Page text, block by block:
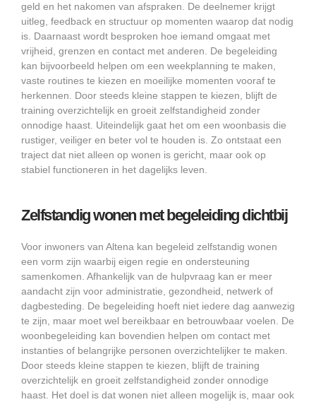
geld en het nakomen van afspraken. De deelnemer krijgt
uitleg, feedback en structuur op momenten waarop dat nodig
is. Daarnaast wordt besproken hoe iemand omgaat met
vrijheid, grenzen en contact met anderen. De begeleiding
kan bijvoorbeeld helpen om een weekplanning te maken,
vaste routines te kiezen en moeilijke momenten vooraf te
herkennen. Door steeds kleine stappen te kiezen, blijft de
training overzichtelijk en groeit zelfstandigheid zonder
onnodige haast. Uiteindelijk gaat het om een woonbasis die
rustiger, veiliger en beter vol te houden is. Zo ontstaat een
traject dat niet alleen op wonen is gericht, maar ook op
stabiel functioneren in het dagelijks leven.
Zelfstandig wonen met begeleiding dichtbij
Voor inwoners van Altena kan begeleid zelfstandig wonen
een vorm zijn waarbij eigen regie en ondersteuning
samenkomen. Afhankelijk van de hulpvraag kan er meer
aandacht zijn voor administratie, gezondheid, netwerk of
dagbesteding. De begeleiding hoeft niet iedere dag aanwezig
te zijn, maar moet wel bereikbaar en betrouwbaar voelen. De
woonbegeleiding kan bovendien helpen om contact met
instanties of belangrijke personen overzichtelijker te maken.
Door steeds kleine stappen te kiezen, blijft de training
overzichtelijk en groeit zelfstandigheid zonder onnodige
haast. Het doel is dat wonen niet alleen mogelijk is, maar ook